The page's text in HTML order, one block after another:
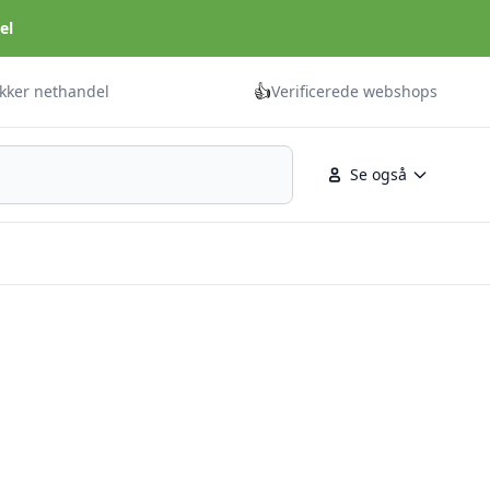
nethandel 👍Verificerede webshops
Se også